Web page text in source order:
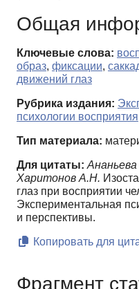
Общая
Ключевые слова:
образ, фиксации,
движений глаз
Рубрика издания:
психологии восприятия
Тип материала:
Для цитаты:
Харитонов А.Н.
глаз при восприятии
Экспериментальная
и перспективы.
Копировать для
Фрагмент